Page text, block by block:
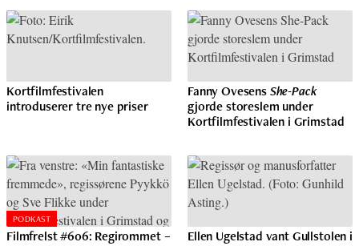
Kortfilmfestivalen
introduserer tre nye priser
Fanny OvesensShe-Pack
gjorde storeslem under
Kortfilmfestivalen i Grimstad
PODKAST
Filmfrelst #606: Regirommet –
Ellen Ugelstad vant Gullstolen i